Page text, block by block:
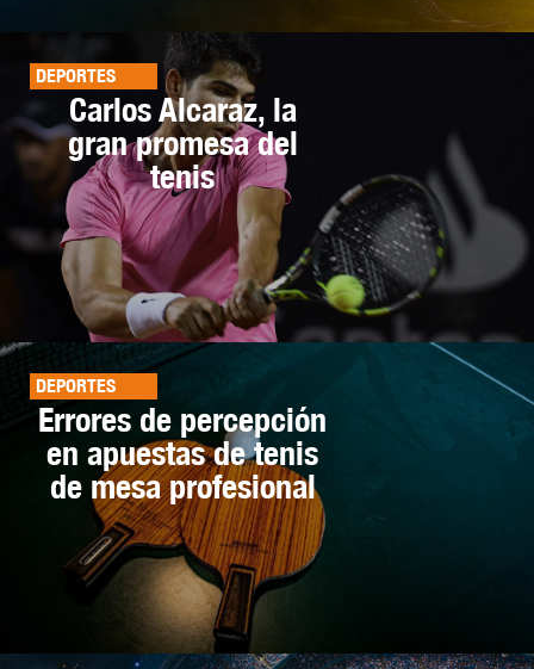
DEPORTES
Carlos Alcaraz, la
gran promesa del
tenis
DEPORTES
Errores de percepción
en apuestas de tenis
de mesa profesional